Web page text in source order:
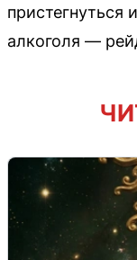
пристегнуться
алкоголя —